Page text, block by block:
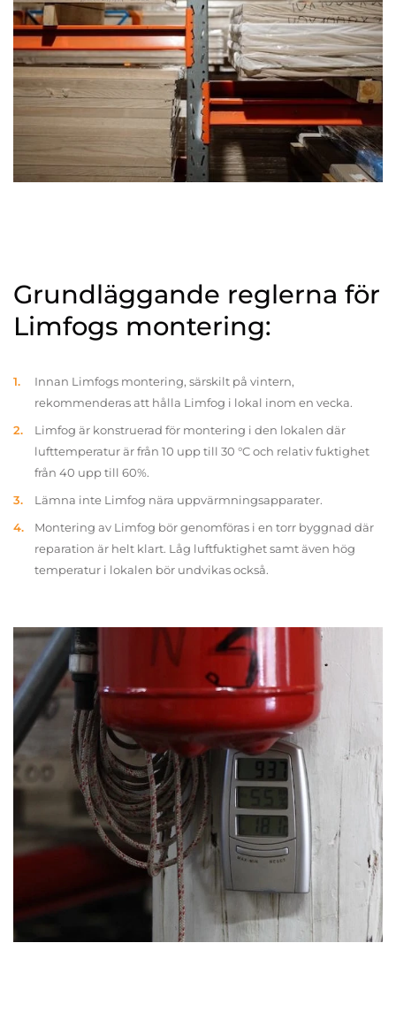
Grundläggande reglerna för
Limfogs montering:
Innan Limfogs montering, särskilt på vintern,
rekommenderas att hålla Limfog i lokal inom en vecka.
Limfog är konstruerad för montering i den lokalen där
lufttemperatur är från 10 upp till 30 °C och relativ fuktighet
från 40 upp till 60%.
Lämna inte Limfog nära uppvärmningsapparater.
Montering av Limfog bör genomföras i en torr byggnad där
reparation är helt klart. Låg luftfuktighet samt även hög
temperatur i lokalen bör undvikas också.